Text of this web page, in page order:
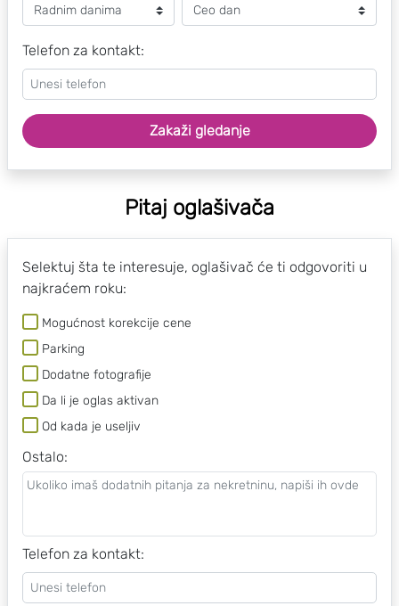
Telefon za kontakt:
Zakaži gledanje
Pitaj oglašivača
Selektuj šta te interesuje, oglašivač će ti odgovoriti u
najkraćem roku:
Mogućnost korekcije cene
Parking
Dodatne fotografije
Da li je oglas aktivan
Od kada je useljiv
Ostalo:
Telefon za kontakt: